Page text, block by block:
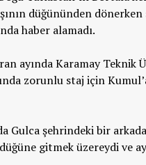
düğününden dönerken
haber alamadı.
ayında Karamay
zorunlu staj için
Gulca şehrindeki bir
gitmek üzereydi ve